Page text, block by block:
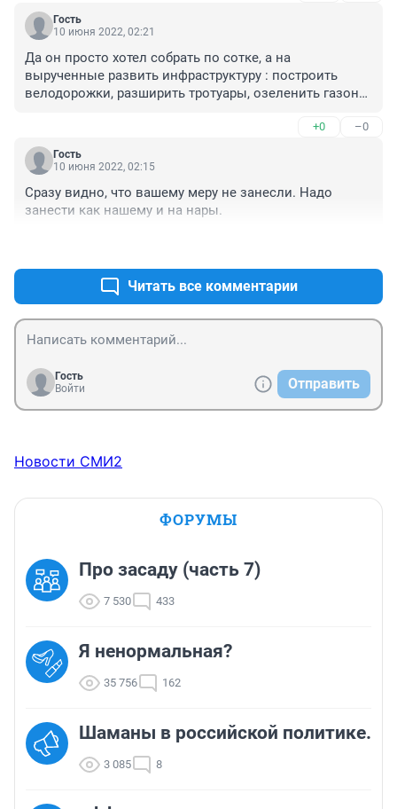
Гость
10 июня 2022, 02:21
Да он просто хотел собрать по сотке, а на
вырученные развить инфраструктуру : построить
велодорожки, разширить тротуары, озеленить газоны,
как обычно пришлось сложить все в погреб на даче -
так надёжней будет. Все меры одинаковые -
исключений нет
+0 –0
Гость
10 июня 2022, 02:15
Сразу видно, что вашему меру не занесли. Надо
занести как нашему и на нары.
Читать все комментарии
Гость
Войти
Отправить
Новости СМИ2
ФОРУМЫ
Про засаду (часть 7)
7 530 433
Я ненормальная?
35 756 162
Шаманы в российской политике.
3 085 8